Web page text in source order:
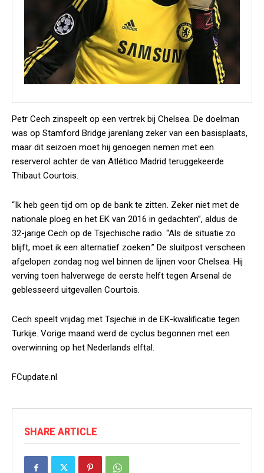
Petr Cech zinspeelt op een vertrek bij Chelsea. De doelman
was op Stamford Bridge jarenlang zeker van een basisplaats,
maar dit seizoen moet hij genoegen nemen met een
reserverol achter de van Atlético Madrid teruggekeerde
Thibaut Courtois.
“Ik heb geen tijd om op de bank te zitten. Zeker niet met de
nationale ploeg en het EK van 2016 in gedachten”, aldus de
32-jarige Cech op de Tsjechische radio. “Als de situatie zo
blijft, moet ik een alternatief zoeken.” De sluitpost verscheen
afgelopen zondag nog wel binnen de lijnen voor Chelsea. Hij
verving toen halverwege de eerste helft tegen Arsenal de
geblesseerd uitgevallen Courtois.
Cech speelt vrijdag met Tsjechië in de EK-kwalificatie tegen
Turkije. Vorige maand werd de cyclus begonnen met een
overwinning op het Nederlands elftal.
FCupdate.nl
SHARE ARTICLE